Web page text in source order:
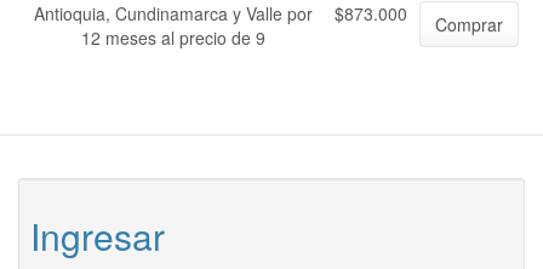
Antioquia, Cundinamarca y Valle por
12 meses al precio de 9
$873.000 Comprar
Ingresar